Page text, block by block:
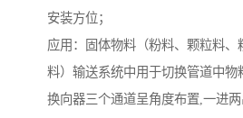
安装方位；
应用：固体物料（粉料、颗粒料、
料）输送系统中用于切换管道中物
换向器三个通道呈角度布置,一进